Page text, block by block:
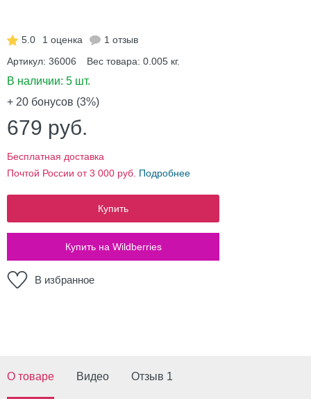
5.0 1 оценка
1 отзыв
Артикул: 36006 Вес товара: 0.005 кг.
В наличии: 5 шт.
+ 20 бонусов (3%)
679 руб.
Бесплатная доставка
Почтой России от 3 000 руб. Подробнее
Купить
Купить на Wildberries
В избранное
О товаре Видео Отзыв 1